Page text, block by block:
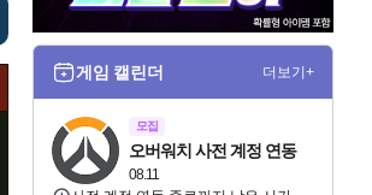
게임 캘린더 더보기+
모집
08.11
오버워치 사전 계정 연동